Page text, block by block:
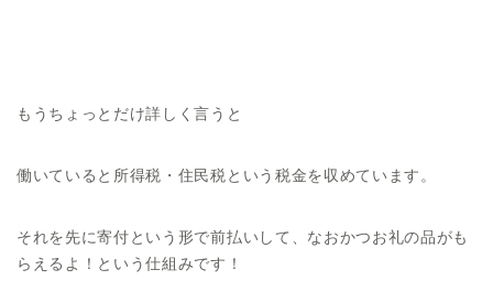
もうちょっとだけ詳しく言うと
働いていると所得税・住民税という税金を収めています。
それを先に寄付という形で前払いして、なおかつお礼の品がも
らえるよ！という仕組みです！